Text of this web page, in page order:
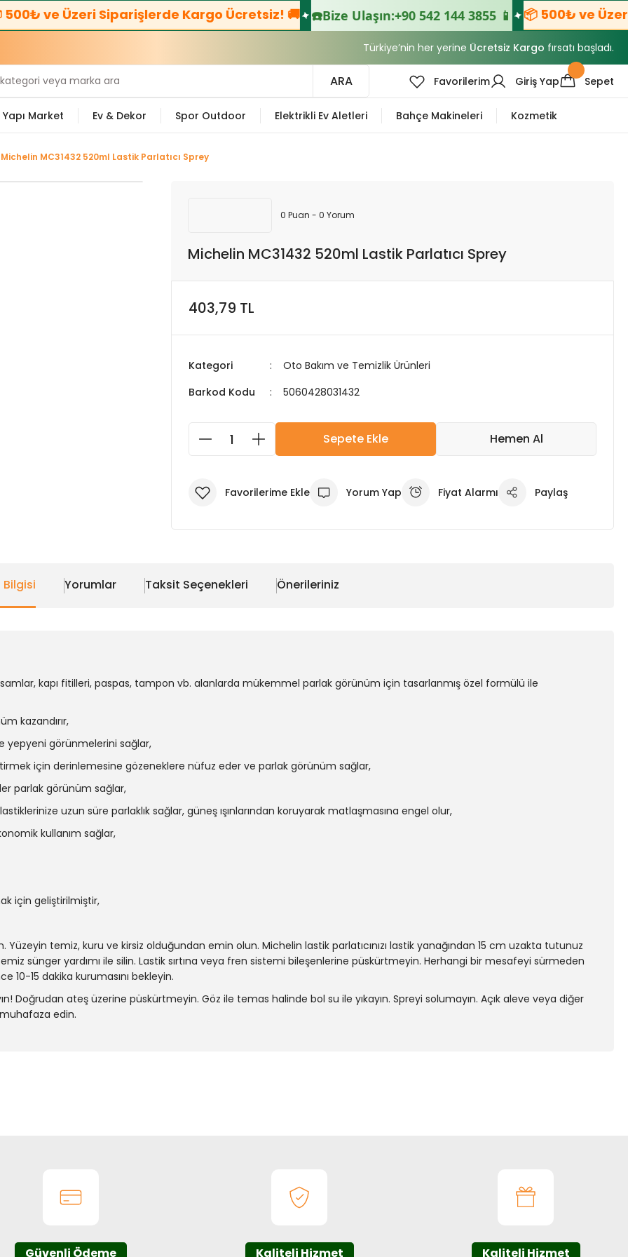
ve Üzeri Siparişlerde Kargo Ücretsiz! 🚚 ☎️Bize Ulaşın:+90 542 144 3855 📱 📦 500₺ ve Üzeri
Türkiye’nin her yerine Ücretsiz Kargo fırsatı başladı.
ARA Favorilerim Giriş Yap Sepet
Yapı Market Ev & Dekor Spor Outdoor Elektrikli Ev Aletleri Bahçe Makineleri Kozmetik
Michelin MC31432 520ml Lastik Parlatıcı Sprey
0 Puan - 0 Yorum
Michelin MC31432 520ml Lastik Parlatıcı Sprey
403,79 TL
Kategori
Oto Bakım ve Temizlik Ürünleri
Barkod Kodu
5060428031432
Sepete Ekle Hemen Al
Yorum Yap Fiyat Alarmı Paylaş
Bilgisi Yorumlar Taksit Seçenekleri Önerileriniz
kapı fitilleri, paspas, tampon vb. alanlarda mükemmel parlak görünüm için tasarlanmış özel formülü ile
kazandırır,
yepyeni görünmelerini sağlar,
için derinlemesine gözeneklere nüfuz eder ve parlak görünüm sağlar,
parlak görünüm sağlar,
uzun süre parlaklık sağlar, güneş ışınlarından koruyarak matlaşmasına engel olur,
kullanım sağlar,
için geliştirilmiştir,
Yüzeyin temiz, kuru ve kirsiz olduğundan emin olun. Michelin lastik parlatıcınızı lastik yanağından 15 cm uzakta tutunuz
sünger yardımı ile silin. Lastik sırtına veya fren sistemi bileşenlerine püskürtmeyin. Herhangi bir mesafeyi sürmeden
10-15 dakika kurumasını bekleyin.
Doğrudan ateş üzerine püskürtmeyin. Göz ile temas halinde bol su ile yıkayın. Spreyi solumayın. Açık aleve veya diğer
edin.
Güvenli Ödeme Kaliteli Hizmet Kaliteli Hizmet